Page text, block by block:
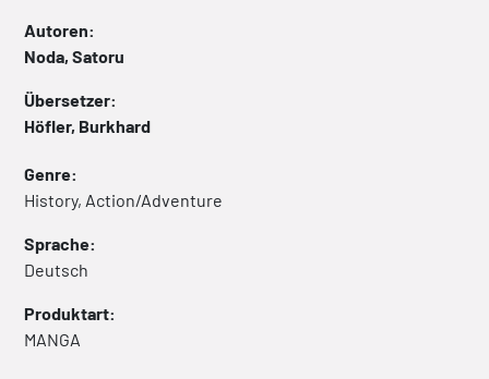
Autoren:
Noda, Satoru
Übersetzer:
Höfler, Burkhard
Genre:
History, Action/Adventure
Sprache:
Deutsch
Produktart:
MANGA